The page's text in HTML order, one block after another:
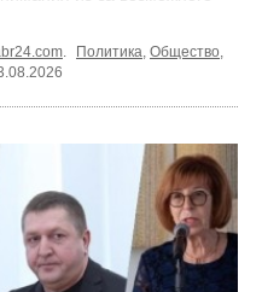
. Политика, Общество,